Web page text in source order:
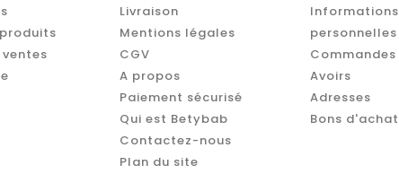
Livraison
Mentions légales
CGV
A propos
Paiement sécurisé
Qui est Betybab
Contactez-nous
Plan du site
Informations
personnelles
Commandes
Avoirs
Adresses
Bons d'achat